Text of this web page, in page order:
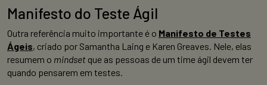
Manifesto do Teste Ágil
Outra referência muito importante é o Manifesto de Testes
Ágeis, criado por Samantha Laing e Karen Greaves. Nele, elas
resumem o mindset que as pessoas de um time ágil devem ter
quando pensarem em testes.